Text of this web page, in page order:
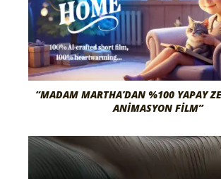
“MADAM MARTHA’DAN %100 YAPAY
ANIMASYON FILM”